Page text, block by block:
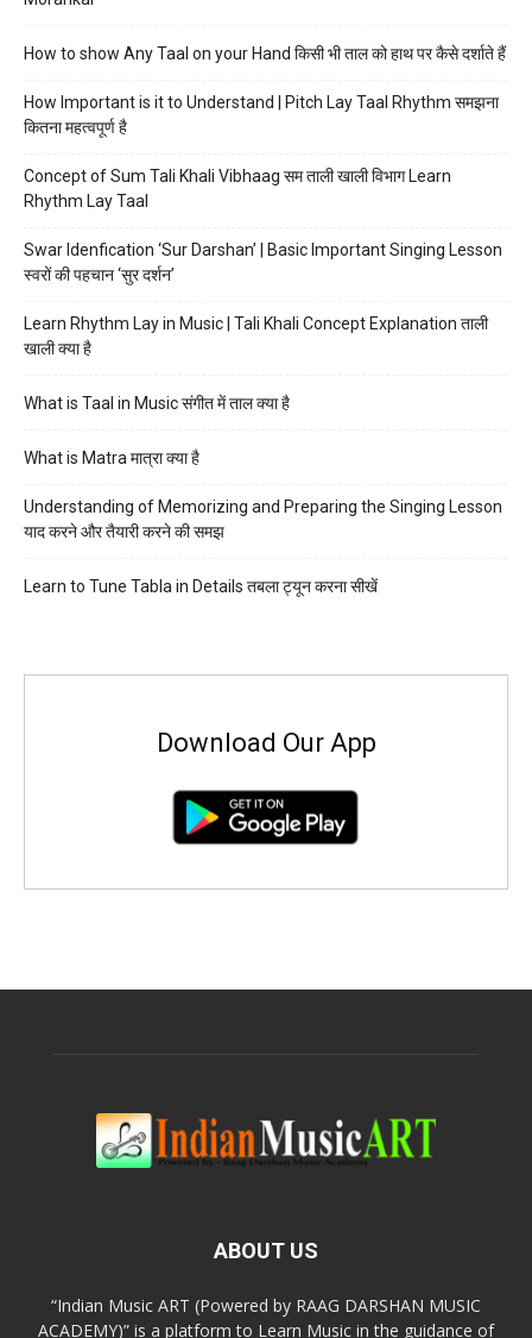
How to show Any Taal on your Hand किसी भी ताल को हाथ पर कैसे दर्शाते हैं
How Important is it to Understand | Pitch Lay Taal Rhythm समझना
कितना महत्वपूर्ण है
Concept of Sum Tali Khali Vibhaag सम ताली खाली विभाग Learn
Rhythm Lay Taal
Swar Idenfication ‘Sur Darshan’ | Basic Important Singing Lesson
स्वरों की पहचान ‘सुर दर्शन’
Learn Rhythm Lay in Music | Tali Khali Concept Explanation ताली
खाली क्या है
What is Taal in Music संगीत में ताल क्या है
What is Matra मात्रा क्या है
Understanding of Memorizing and Preparing the Singing Lesson
याद करने और तैयारी करने की समझ
Learn to Tune Tabla in Details तबला ट्यून करना सीखें
Download Our App
ABOUT US
“Indian Music ART (Powered by RAAG DARSHAN MUSIC
ACADEMY)” is a platform to Learn Music in the guidance of